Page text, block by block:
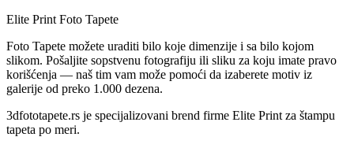
Elite Print Foto Tapete
Foto Tapete možete uraditi bilo koje dimenzije i sa bilo kojom
slikom. Pošaljite sopstvenu fotografiju ili sliku za koju imate pravo
korišćenja — naš tim vam može pomoći da izaberete motiv iz
galerije od preko 1.000 dezena.
3dfototapete.rs je specijalizovani brend firme Elite Print za štampu
tapeta po meri.